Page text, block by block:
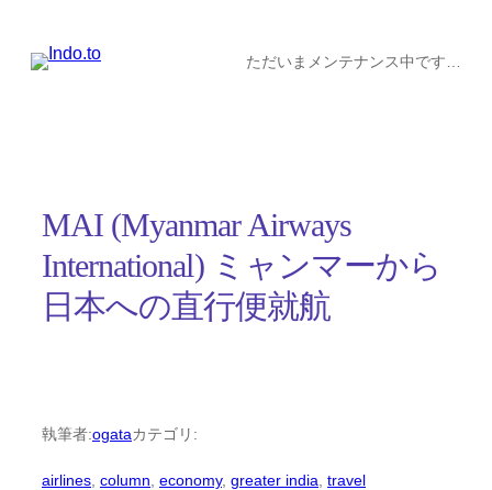
ただいまメンテナンス中です…
MAI (Myanmar Airways
International) ミャンマーから
日本への直行便就航
執筆者:ogataカテゴリ:
airlines column economy, greater india travel